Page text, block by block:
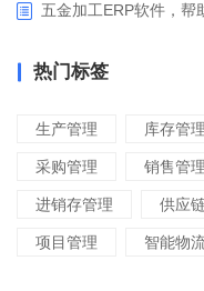
五金加工ERP软件，帮
热门标签
生产管理 库存管理
采购管理 销售管理
进销存管理 供应
项目管理 智能物